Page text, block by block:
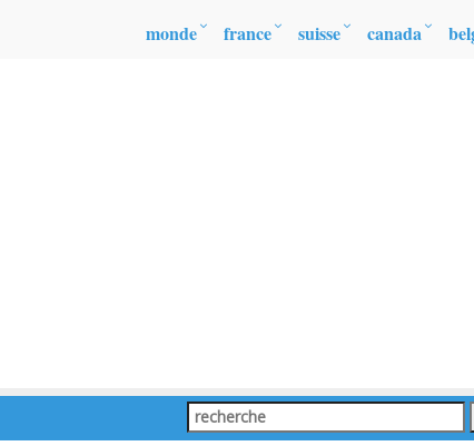
monde france suisse canada